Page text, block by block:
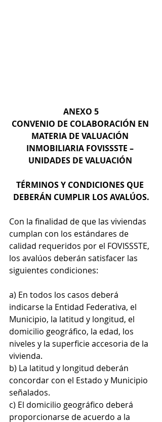
ANEXO 5
CONVENIO DE COLABORACIÓN EN
MATERIA DE VALUACIÓN
INMOBILIARIA FOVISSSTE –
UNIDADES DE VALUACIÓN
TÉRMINOS Y CONDICIONES QUE
DEBERÁN CUMPLIR LOS AVALÚOS.
Con la finalidad de que las viviendas
cumplan con los estándares de
calidad requeridos por el FOVISSSTE,
los avalúos deberán satisfacer las
siguientes condiciones:
a) En todos los casos deberá
indicarse la Entidad Federativa, el
Municipio, la latitud y longitud, el
domicilio geográfico, la edad, los
niveles y la superficie accesoria de la
vivienda.
b) La latitud y longitud deberán
concordar con el Estado y Municipio
señalados.
c) El domicilio geográfico deberá
proporcionarse de acuerdo a la